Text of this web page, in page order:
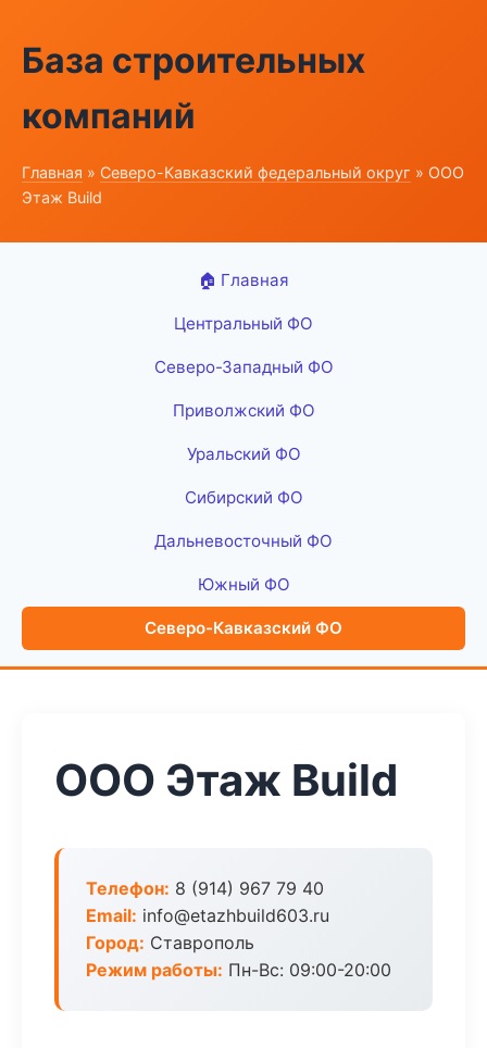
База строительных
компаний
Главная » Северо-Кавказский федеральный округ » ООО
Этаж Build
🏠 Главная
Центральный ФО
Северо-Западный ФО
Приволжский ФО
Уральский ФО
Сибирский ФО
Дальневосточный ФО
Южный ФО
Северо-Кавказский ФО
ООО Этаж Build
Телефон: 8 (914) 967 79 40
Email: info@etazhbuild603.ru
Город: Ставрополь
Режим работы: Пн-Вс: 09:00-20:00